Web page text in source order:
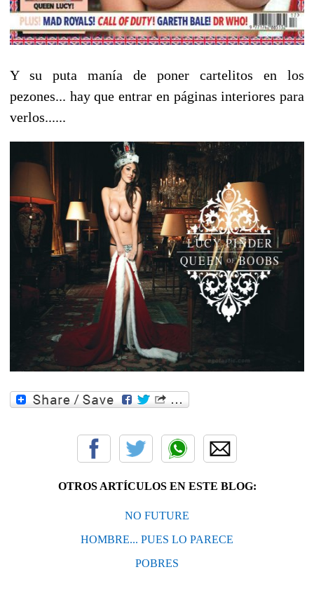
Y su puta manía de poner cartelitos en los
pezones... hay que entrar en páginas interiores para
verlos......
OTROS ARTÍCULOS EN ESTE BLOG:
NO FUTURE
HOMBRE... PUES LO PARECE
POBRES